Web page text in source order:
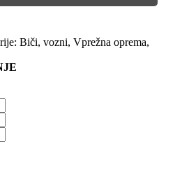
Biči, vozni, Vprežna oprema,